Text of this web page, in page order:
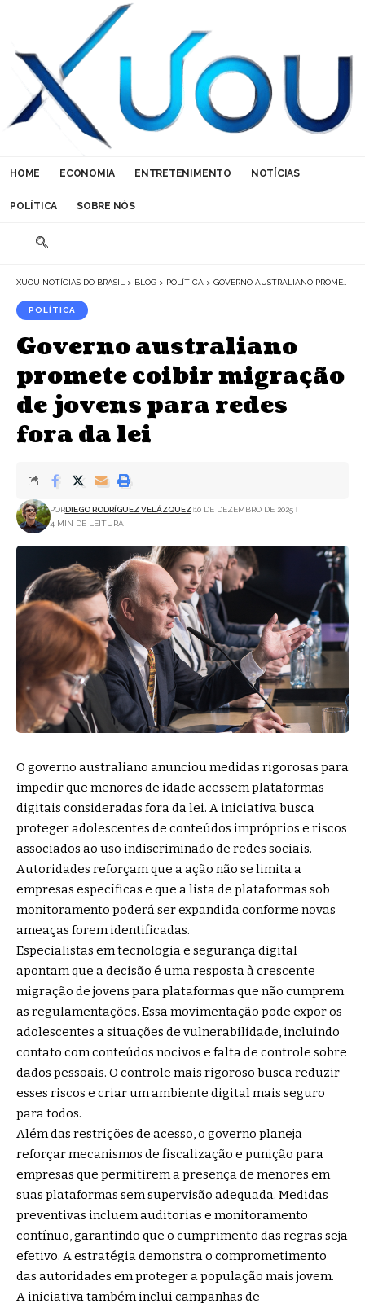
HOME ECONOMIA ENTRETENIMENTO NOTÍCIAS
POLÍTICA SOBRE NÓS
XUOU NOTÍCIAS DO BRASIL > BLOG > POLÍTICA > GOVERNO AUSTRALIANO PROMETE COIBIR MIGRAÇÃO DE JOVENS PARA REDES FORA DA LEI
POLÍTICA
Governo australiano
promete coibir migração
de jovens para redes
fora da lei
PORDIEGO RODRÍGUEZ VELÁZQUEZ 10 DE DEZEMBRO DE 2025
4 MIN DE LEITURA
O governo australiano anunciou medidas rigorosas para
impedir que menores de idade acessem plataformas
digitais consideradas fora da lei. A iniciativa busca
proteger adolescentes de conteúdos impróprios e riscos
associados ao uso indiscriminado de redes sociais.
Autoridades reforçam que a ação não se limita a
empresas específicas e que a lista de plataformas sob
monitoramento poderá ser expandida conforme novas
ameaças forem identificadas.
Especialistas em tecnologia e segurança digital
apontam que a decisão é uma resposta à crescente
migração de jovens para plataformas que não cumprem
as regulamentações. Essa movimentação pode expor os
adolescentes a situações de vulnerabilidade, incluindo
contato com conteúdos nocivos e falta de controle sobre
dados pessoais. O controle mais rigoroso busca reduzir
esses riscos e criar um ambiente digital mais seguro
para todos.
Além das restrições de acesso, o governo planeja
reforçar mecanismos de fiscalização e punição para
empresas que permitirem a presença de menores em
suas plataformas sem supervisão adequada. Medidas
preventivas incluem auditorias e monitoramento
contínuo, garantindo que o cumprimento das regras seja
efetivo. A estratégia demonstra o comprometimento
das autoridades em proteger a população mais jovem.
A iniciativa também inclui campanhas de